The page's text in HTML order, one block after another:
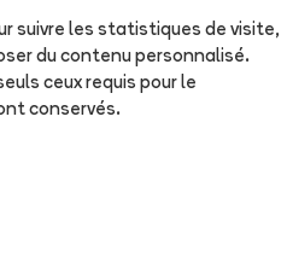
suivre les statistiques de visite,
du contenu personnalisé.
ceux requis pour le
conservés.